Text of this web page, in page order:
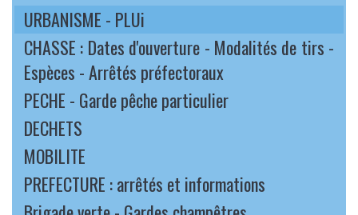
URBANISME - PLUi
CHASSE : Dates d'ouverture - Modalités de tirs -
Espèces - Arrêtés préfectoraux
PECHE - Garde pêche particulier
DECHETS
MOBILITE
PREFECTURE : arrêtés et informations